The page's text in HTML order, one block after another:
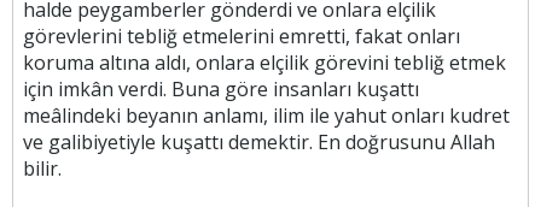
halde peygamberler gönderdi ve onlara elçilik
görevlerini tebliğ etmelerini emretti, fakat onları
koruma altına aldı, onlara elçilik görevini tebliğ etmek
için imkân verdi. Buna göre insanları kuşattı
meâlindeki beyanın anlamı, ilim ile yahut onları kudret
ve galibiyetiyle kuşattı demektir. En doğrusunu Allah
bilir.